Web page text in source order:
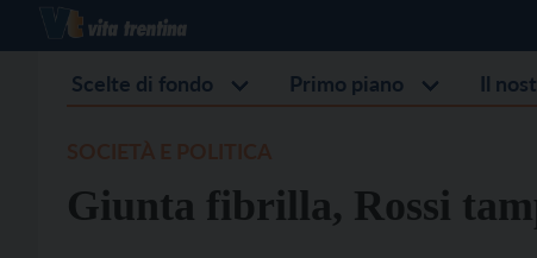
Scelte di fondo Primo piano Il
Giunta fibrilla, Rossi